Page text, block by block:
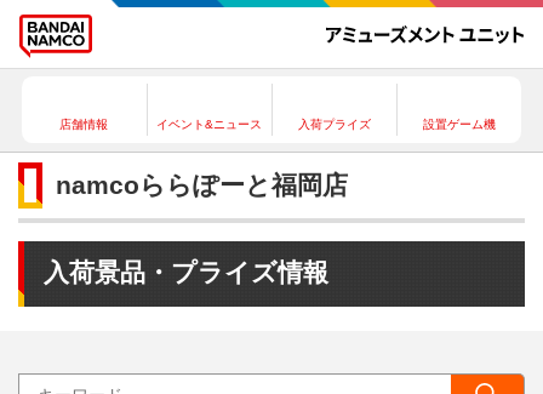
店舗情報 イベント&ニュース 入荷プライズ 設置ゲーム機
namcoららぽーと福岡店
入荷景品・プライズ情報